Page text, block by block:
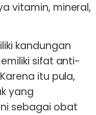
vitamin, mineral,
kandungan
sifat anti-
itu pula,
yang
sebagai obat